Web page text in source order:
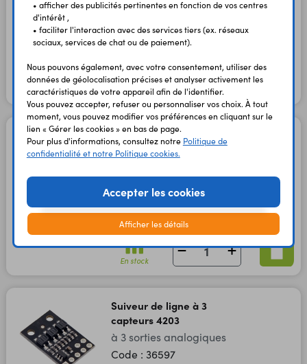
Code : 32746
7,95 €
En stock
Suiveur de ligne à 3
capteurs 4103
4,60 € TTC 3,83 €
En stock
Suiveur de ligne à 3
capteurs 4203
à 3 sorties analogiques
Code : 36597
• afficher des publicités pertinentes en fonction de vos centres
d'intérêt ,
• faciliter l'interaction avec des services tiers (ex. réseaux
sociaux, services de chat ou de paiement).
Nous pouvons également, avec votre consentement, utiliser des
données de géolocalisation précises et analyser activement les
caractéristiques de votre appareil afin de l'identifier.
Vous pouvez accepter, refuser ou personnaliser vos choix. À tout
moment, vous pouvez modifier vos préférences en cliquant sur le
lien « Gérer les cookies » en bas de page.
Pour plus d'informations, consultez notre Politique de
confidentialité et notre Politique cookies.
Accepter les cookies
Afficher les détails